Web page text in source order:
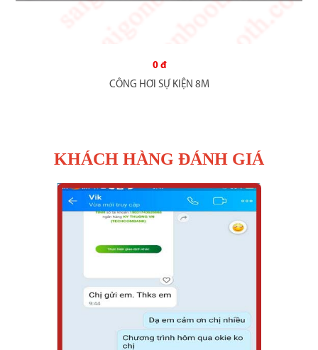
0 đ
CÔNG HƠI SỰ KIỆN 8M
KHÁCH HÀNG ĐÁNH GIÁ